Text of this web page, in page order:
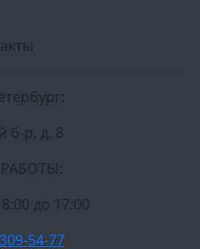
б-р, д. 8
до 17:00
54-77